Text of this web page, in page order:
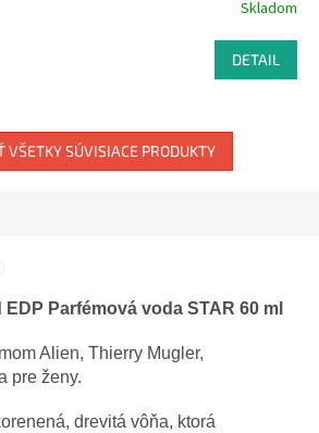
Skladom
DETAIL
VŠETKY SÚVISIACE PRODUKTY
Parfémová voda STAR 60 ml
Alien, Thierry Mugler,
pre ženy.
drevitá vôňa, ktorá